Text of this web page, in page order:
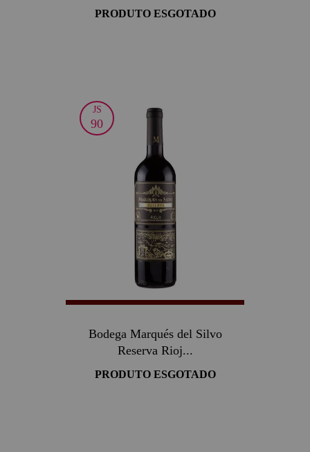
PRODUTO ESGOTADO
JS
90
Bodega Marqués del Silvo
Reserva Rioj...
PRODUTO ESGOTADO